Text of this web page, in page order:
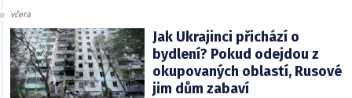
včera
Jak Ukrajinci přichází o
bydlení? Pokud odejdou z
okupovaných oblastí, Rusové
jim dům zabaví